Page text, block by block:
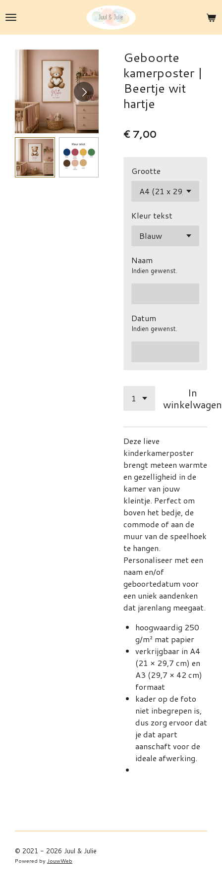
direct
naar
Geboorte
kamerposter |
Beertje wit
hartje
€ 7,00
Grootte
Kleur tekst
Naam
Indien gewenst.
Datum
Indien gewenst.
In
winkelwagen
Deze lieve
kinderkamerposter
brengt meteen warmte
en gezelligheid in de
kamer van jouw
kleintje. Perfect om
boven het bedje, de
commode of aan de
muur van de speelhoek
te hangen.
Personaliseer met een
naam en/of
geboortedatum voor
een uniek aandenken
dat jarenlang meegaat.
hoogwaardig 250
g/m² mat papier
verkrijgbaar in A4
(21 × 29,7 cm) en
A3 (29,7 × 42 cm)
formaat
kader op de foto
niet inbegrepen is,
dus zorg ervoor dat
je dat apart
aanschaft voor de
ideale afwerking.
© 2021 - 2026 Juul & Julie
Powered by JouwWeb